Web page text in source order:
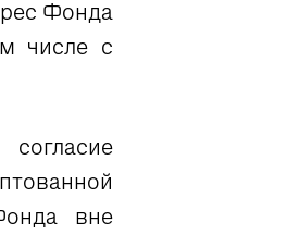
Фонда
числе с
вне